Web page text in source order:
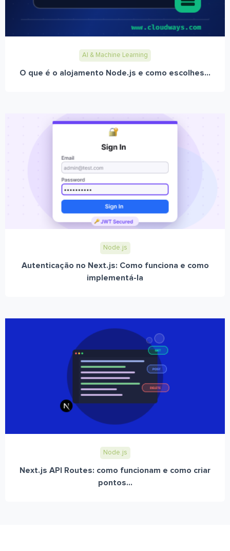
AI & Machine Learning
O que é o alojamento Node.js e como escolhes...
Node.js
Autenticação no Next.js: Como funciona e como
implementá-la
Node.js
Next.js API Routes: como funcionam e como criar
pontos...